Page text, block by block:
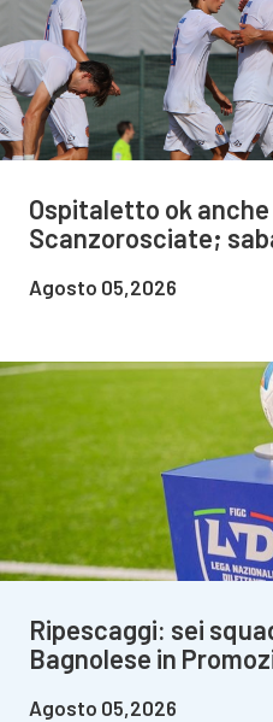
Ospitaletto ok
Scanzorosciate;
Agosto 05,2026
Ripescaggi: sei
Bagnolese in
Agosto 05,2026